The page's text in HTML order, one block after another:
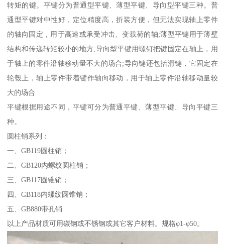
转矩的键。平键分为普通型平键、薄型平键、导向型平键三种。普
通型平键对中性好，定位精度高，折装方便，但无法实现轴上零件
的轴向固定，用于高速或承受冲击、变载荷的轴;薄型平键用于薄壁
结构和传递转矩较小的地方;导向型平键用螺钉把键固定在轴上，用
于轴上的零件沿轴移动量不大的场合;导向键还包括滑键，它固定在
轮毂上，轴上零件带着键作轴向移动，用于轴上零件沿轴移动量较
大的场合
平键根据用途不同，平键可分为普通平键、薄型平键、导向平键三
种。
圆柱销系列：
一、GB119圆柱销；
二、GB120内螺纹圆柱销；
三、GB117圆锥销；
四、GB118内螺纹圆锥销；
五、GB880带孔销
以上产品材质可用碳钢或不锈钢或其它客户材料。规格φ1-φ50。